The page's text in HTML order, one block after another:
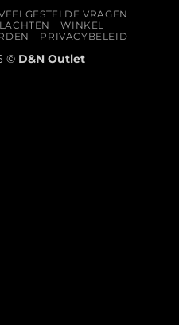
VRAGEN
WINKEL
PRIVACYBELEID
© D&N Outlet